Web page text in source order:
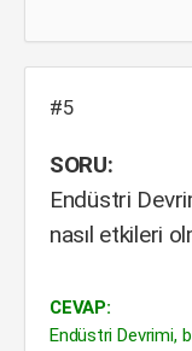
#5
SORU:
Endüstri
nasıl etkileri
CEVAP:
Endüstri Devrimi,